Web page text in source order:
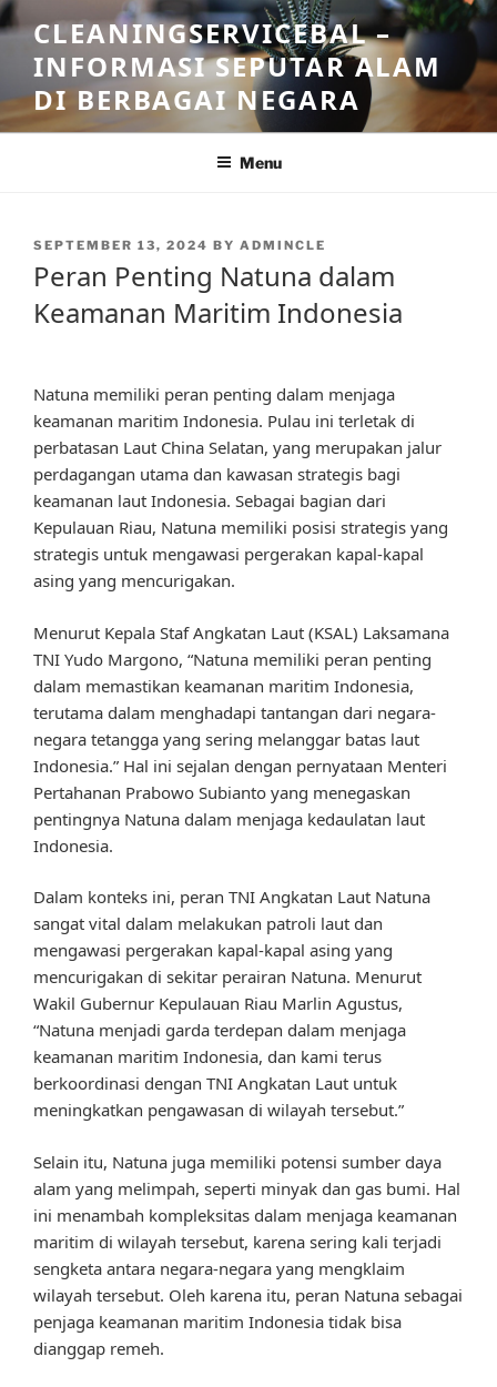
Skip
to
content
CLEANINGSERVICEBAL –
INFORMASI SEPUTAR ALAM
DI BERBAGAI NEGARA
Menu
POSTED
SEPTEMBER 13, 2024 BY ADMINCLE
Peran Penting Natuna dalam
Keamanan Maritim Indonesia
Natuna memiliki peran penting dalam menjaga
keamanan maritim Indonesia. Pulau ini terletak di
perbatasan Laut China Selatan, yang merupakan jalur
perdagangan utama dan kawasan strategis bagi
keamanan laut Indonesia. Sebagai bagian dari
Kepulauan Riau, Natuna memiliki posisi strategis yang
strategis untuk mengawasi pergerakan kapal-kapal
asing yang mencurigakan.
Menurut Kepala Staf Angkatan Laut (KSAL) Laksamana
TNI Yudo Margono, “Natuna memiliki peran penting
dalam memastikan keamanan maritim Indonesia,
terutama dalam menghadapi tantangan dari negara-
negara tetangga yang sering melanggar batas laut
Indonesia.” Hal ini sejalan dengan pernyataan Menteri
Pertahanan Prabowo Subianto yang menegaskan
pentingnya Natuna dalam menjaga kedaulatan laut
Indonesia.
Dalam konteks ini, peran TNI Angkatan Laut Natuna
sangat vital dalam melakukan patroli laut dan
mengawasi pergerakan kapal-kapal asing yang
mencurigakan di sekitar perairan Natuna. Menurut
Wakil Gubernur Kepulauan Riau Marlin Agustus,
“Natuna menjadi garda terdepan dalam menjaga
keamanan maritim Indonesia, dan kami terus
berkoordinasi dengan TNI Angkatan Laut untuk
meningkatkan pengawasan di wilayah tersebut.”
Selain itu, Natuna juga memiliki potensi sumber daya
alam yang melimpah, seperti minyak dan gas bumi. Hal
ini menambah kompleksitas dalam menjaga keamanan
maritim di wilayah tersebut, karena sering kali terjadi
sengketa antara negara-negara yang mengklaim
wilayah tersebut. Oleh karena itu, peran Natuna sebagai
penjaga keamanan maritim Indonesia tidak bisa
dianggap remeh.